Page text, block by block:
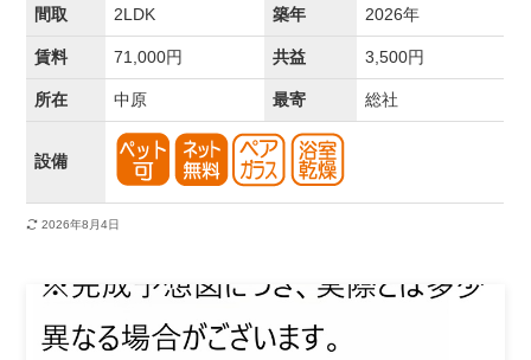
間取
2LDK 築年 2026年
賃料 71,000円 共益 3,500円
所在 中原 最寄 総社
設備
2026年8月4日